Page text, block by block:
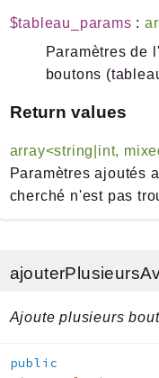
$tableau_params :
Paramètres de
boutons
Return values
array<string|int,
Paramètres ajoutés
cherché n'est pas
Ajoute plusieurs
public